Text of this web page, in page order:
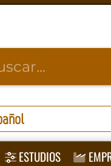
ESTUDIOS